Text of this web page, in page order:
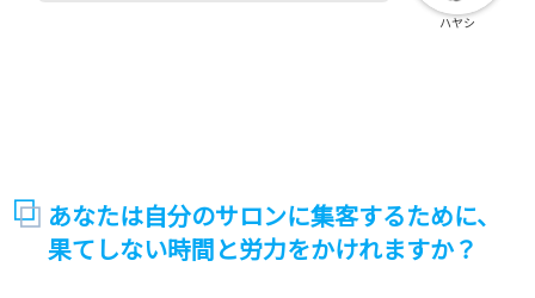
ハヤシ
あなたは自分のサロンに集客するために、
果てしない時間と労力をかけれますか？